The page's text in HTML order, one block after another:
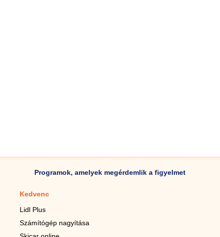
Programok, amelyek megérdemlik a figyelmet
Kedvenc
Lidl Plus
Számítógép nagyítása